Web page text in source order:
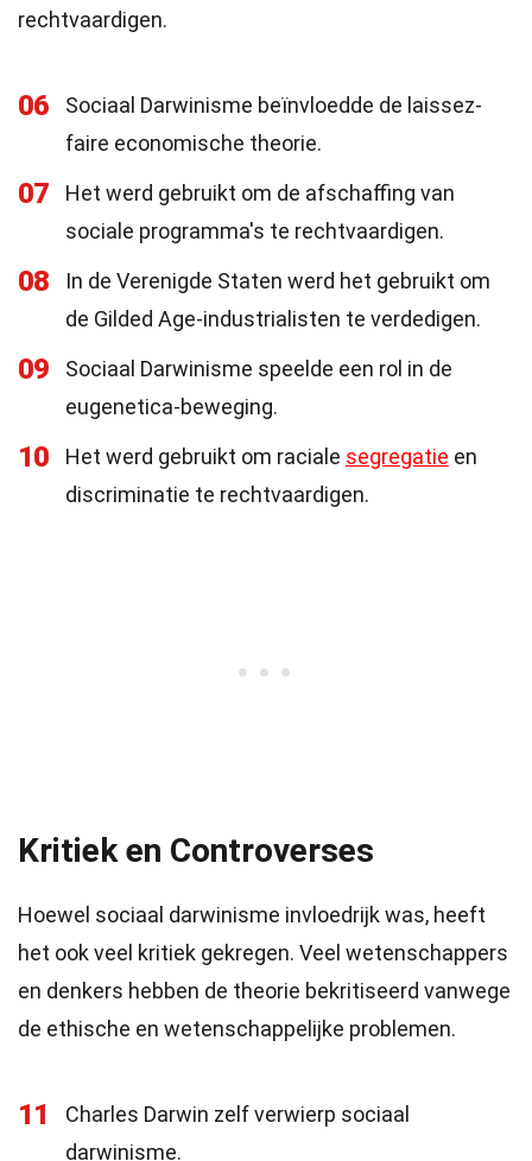
rechtvaardigen.
06
Sociaal Darwinisme beïnvloedde de laissez-
faire economische theorie.
07
Het werd gebruikt om de afschaffing van
sociale programma's te rechtvaardigen.
08
In de Verenigde Staten werd het gebruikt om
de Gilded Age-industrialisten te verdedigen.
09
Sociaal Darwinisme speelde een rol in de
eugenetica-beweging.
10 Het werd gebruikt om raciale segregatie en
discriminatie te rechtvaardigen.
Kritiek en Controverses
Hoewel sociaal darwinisme invloedrijk was, heeft
het ook veel kritiek gekregen. Veel wetenschappers
en denkers hebben de theorie bekritiseerd vanwege
de ethische en wetenschappelijke problemen.
11
Charles Darwin zelf verwierp sociaal
darwinisme.